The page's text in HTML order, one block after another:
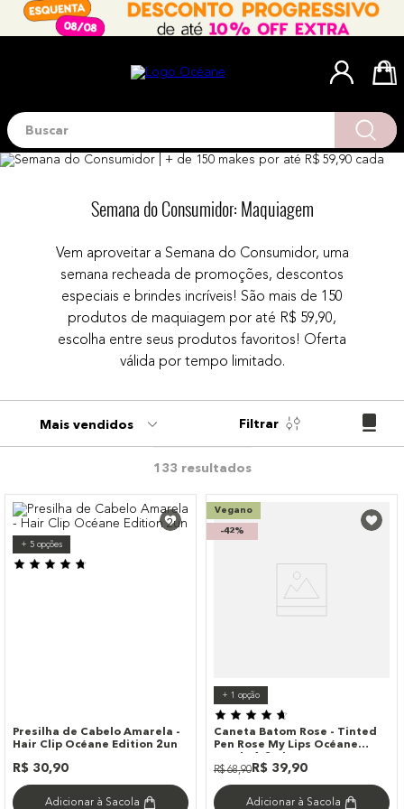
Buscar
Semana do Consumidor: Maquiagem
Vem aproveitar a Semana do Consumidor, uma
semana recheada de promoções, descontos
especiais e brindes incríveis! São mais de 150
produtos de maquiagem por até R$ 59,90,
escolha entre seus produtos favoritos! Oferta
válida por tempo limitado.
Mais vendidos Filtrar
133
+ 5opções
Presilha de Cabelo Amarela -
Hair Clip Océane Edition 2un
R$ 30,90
Adicionar à Sacola
Vegano
-42%
+ 1 opção
Caneta Batom Rose - Tinted
Pen Rose My Lips Océane
R$ 68,90R$ 39,90
Adicionar à Sacola
Termos mais buscados
corretivo
contorno
iluminador
paleta